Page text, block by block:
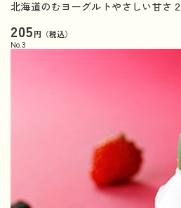
北海道のむヨーグルトやさしい甘さ
205円（税込）
No. 3